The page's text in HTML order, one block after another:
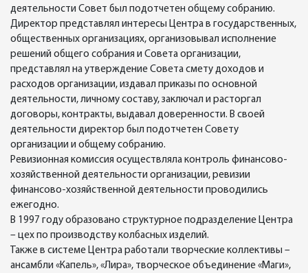
деятельности Совет был подотчетен общему собранию.
Директор представлял интересы Центра в государственных,
общественных организациях, организовывал исполнение
решений общего собрания и Совета организации,
представлял на утверждение Совета смету доходов и
расходов организации, издавал приказы по основной
деятельности, личному составу, заключал и расторгал
договоры, контракты, выдавал доверенности. В своей
деятельности директор был подотчетен Совету
организации и общему собранию.
Ревизионная комиссия осуществляла контроль финансово-
хозяйственной деятельности организации, ревизии
финансово-хозяйственной деятельности проводились
ежегодно.
В 1997 году образовано структурное подразделение Центра
– цех по производству колбасных изделий.
Также в системе Центра работали творческие коллективы –
ансамбли «Капель», «Лира», творческое объединение «Маги»,